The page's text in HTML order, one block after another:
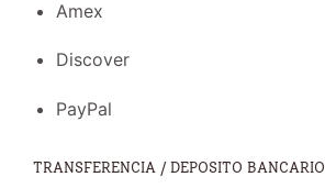
Amex
Discover
PayPal
TRANSFERENCIA / DEPOSITO BANCARIO